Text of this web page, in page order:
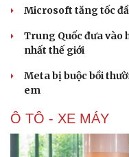
Microsoft tăng tốc
Trung Quốc đưa vào
nhất thế giới
Meta bị buộc bồi
em
Ô TÔ - XE MÁY